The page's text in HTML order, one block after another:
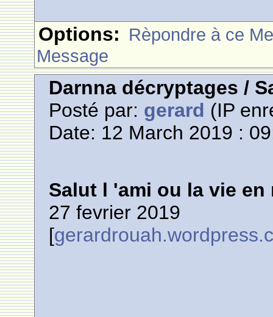
Options: Rèpondre à ce
Message
Darnna décryptages /
Posté par: gerard (IP
Date: 12 March 2019 :
Salut l 'ami ou la vie en
27 fevrier 2019
[